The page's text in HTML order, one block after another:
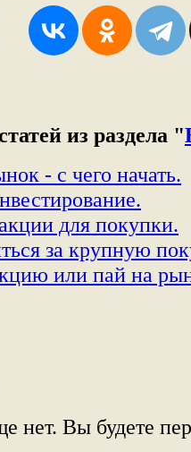
из раздела "
- с чего начать.
для покупки.
за крупную
или пай на
нет. Вы будете